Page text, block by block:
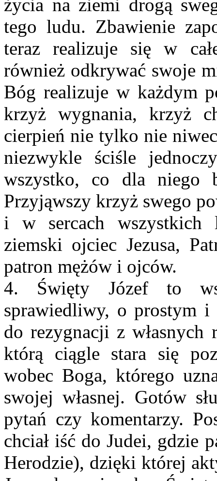
życia na ziemi drogą
tego ludu. Zbawienie
teraz realizuje się w
również odkrywać swoje
Bóg realizuje w każdym
krzyż wygnania, krzyż
cierpień nie tylko nie
niezwykle ściśle
wszystko, co dla niego
Przyjąwszy krzyż swego
i w sercach wszystkich
ziemski ojciec Jezusa,
patron mężów i ojców.
4. Święty Józef to
sprawiedliwy, o prostym i
do rezygnacji z własnych
którą ciągle stara się
wobec Boga, którego
swojej własnej. Gotów
pytań czy komentarzy.
chciał iść do Judei, gdzie
Herodzie), dzięki której